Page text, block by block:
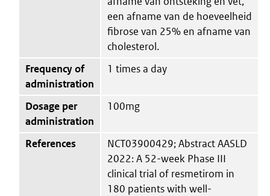
een afname van de hoeveelheid
fibrose van 25% en afname van
cholesterol.
Frequency of
administration
1 times a day
Dosage per
administration
100mg
References
NCT03900429; Abstract AASLD
2022: A 52-week Phase III
clinical trial of resmetirom in
180 patients with well-